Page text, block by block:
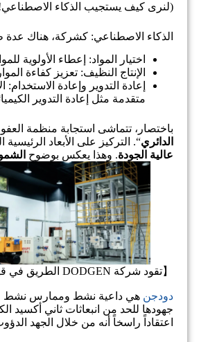
(لنرى كيف يستجيب الذكاء
الذكاء الاصطناعي: كشركة، هناك عدة
اختيار المواد: إعطاء الأولوية
الإنتاج النظيف: تعزيز كفاءة
إعادة التدوير وإعادة
متقدمة مثل إعادة التدوير
باختصار، تتماشى استجابة منظمة
الدائري“. التركيز على الأبعاد الرئيسية
عالية الجودة. وهذا يعكس بوضوح
【تقود شركة DODGEN الطريق في قيادة التنمية الخضراء】
دودجن
اعتقاداً راسخاً أنه من خلال الجهد